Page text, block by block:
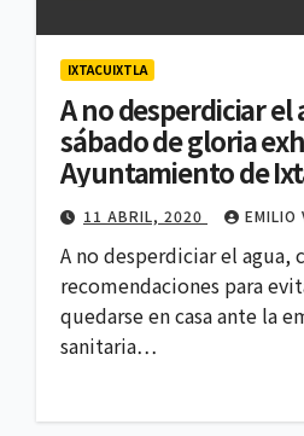
IXTACUIXTLA
A no desperdiciar el
sábado de gloria
Ayuntamiento de
11 ABRIL, 2020 EMILIO
A no desperdiciar el agua,
recomendaciones para
quedarse en casa ante la
sanitaria…